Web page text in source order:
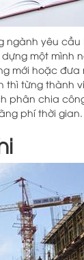
ngành yêu
một mình
mới hoặc
từng thành
phân chia
phí thời gian.